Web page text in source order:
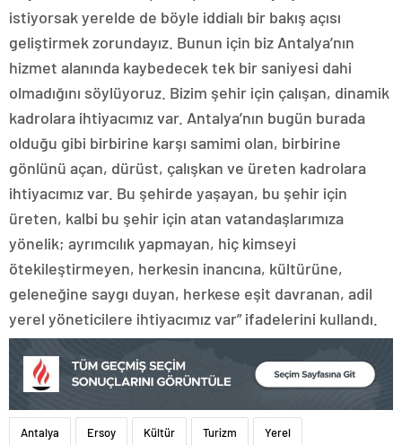
istiyorsak yerelde de böyle iddialı bir bakış açısı
geliştirmek zorundayız. Bunun için biz Antalya’nın
hizmet alanında kaybedecek tek bir saniyesi dahi
olmadığını söylüyoruz. Bizim şehir için çalışan, dinamik
kadrolara ihtiyacımız var. Antalya’nın bugün burada
olduğu gibi birbirine karşı samimi olan, birbirine
gönlünü açan, dürüst, çalışkan ve üreten kadrolara
ihtiyacımız var. Bu şehirde yaşayan, bu şehir için
üreten, kalbi bu şehir için atan vatandaşlarımıza
yönelik; ayrımcılık yapmayan, hiç kimseyi
ötekileştirmeyen, herkesin inancına, kültürüne,
geleneğine saygı duyan, herkese eşit davranan, adil
yerel yöneticilere ihtiyacımız var” ifadelerini kullandı.
Antalya Ersoy Kültür Turizm Yerel